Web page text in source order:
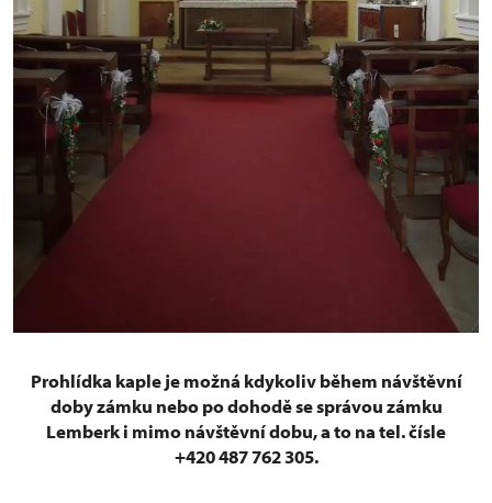
Prohlídka kaple je možná kdykoliv během návštěvní
doby zámku nebo po dohodě se správou zámku
Lemberk i mimo návštěvní dobu, a to na tel. čísle
+420 487 762 305.